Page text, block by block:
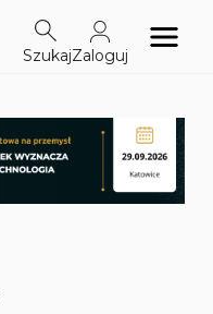
SzukajZaloguj